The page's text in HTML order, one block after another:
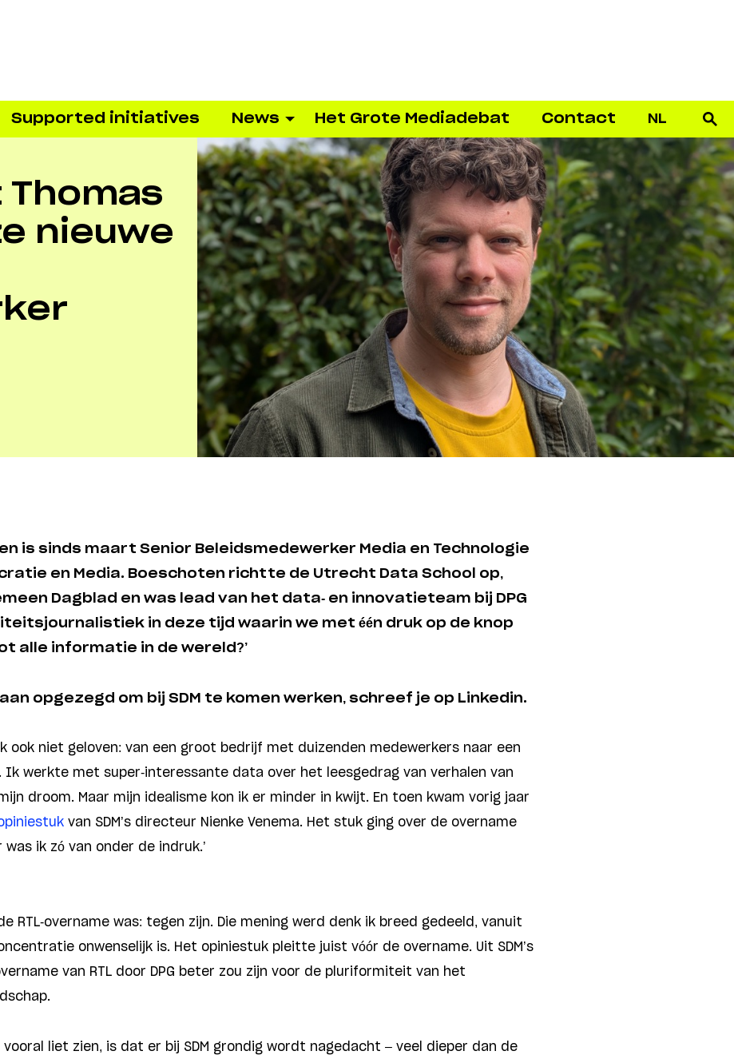
Supported initiatives News Het Grote Mediadebat Contact NL
Thomas
nieuwe
is sinds maart Senior Beleidsmedewerker Media en Technologie
en Media. Boeschoten richtte de Utrecht Data School op,
Dagblad en was lead van het data- en innovatieteam bij DPG
in deze tijd waarin we met één druk op de knop
alle informatie in de wereld?’
opgezegd om bij SDM te komen werken, schreef je op Linkedin.
ook niet geloven: van een groot bedrijf met duizenden medewerkers naar een
Ik werkte met super-interessante data over het leesgedrag van verhalen van
droom. Maar mijn idealisme kon ik er minder in kwijt. En toen kwam vorig jaar
van SDM’s directeur Nienke Venema. Het stuk ging over de overname
was ik zó van onder de indruk.’
RTL-overname was: tegen zijn. Die mening werd denk ik breed gedeeld, vanuit
onwenselijk is. Het opiniestuk pleitte juist vóór de overname. Uit SDM’s
van RTL door DPG beter zou zijn voor de pluriformiteit van het
liet zien, is dat er bij SDM grondig wordt nagedacht – veel dieper dan de